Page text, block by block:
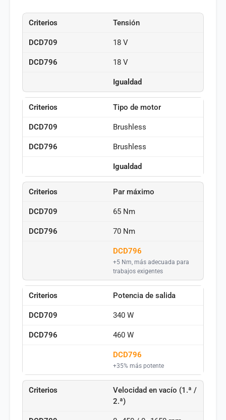
Tensión
18 V
18 V
Igualdad
Tipo de motor
Brushless
Brushless
Igualdad
Par máximo
65 Nm
70 Nm
DCD796
+5 Nm, más adecuada para
trabajos exigentes
Potencia de salida
340 W
460 W
DCD796
+35% más potente
Velocidad en vacío (1.ª /
2.ª)